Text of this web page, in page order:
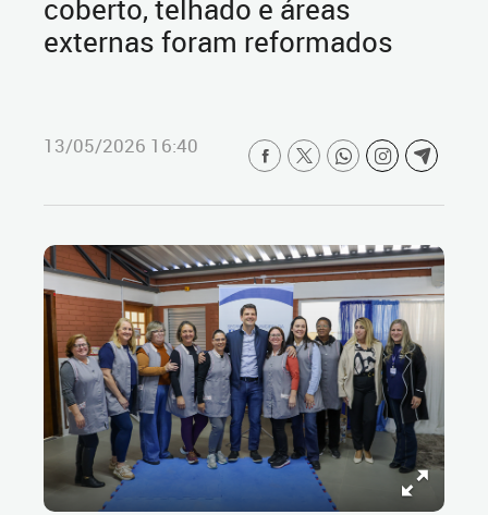
coberto, telhado e áreas
externas foram reformados
13/05/2026 16:40